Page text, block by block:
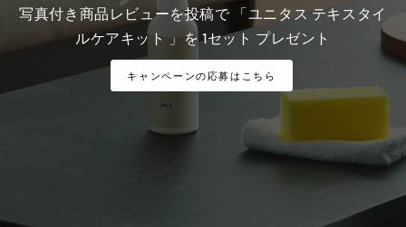
写真付き商品レビューを投稿で 「ユニタス テキスタイ
ルケアキット 」を 1セット プレゼント
キャンペーンの応募はこちら